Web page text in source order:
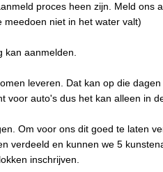
proces heen zijn. Meld ons
niet in het water valt)
aanmelden.
leveren. Dat kan op die dagen
auto's dus het kan alleen in
Om voor ons dit goed te laten
verdeeld en kunnen we 5
inschrijven.